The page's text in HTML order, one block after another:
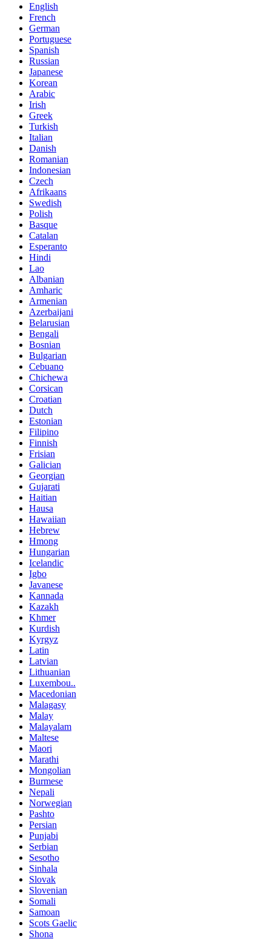
English
French
German
Portuguese
Spanish
Russian
Japanese
Korean
Arabic
Irish
Greek
Turkish
Italian
Danish
Romanian
Indonesian
Czech
Afrikaans
Swedish
Polish
Basque
Catalan
Esperanto
Hindi
Lao
Albanian
Amharic
Armenian
Azerbaijani
Belarusian
Bengali
Bosnian
Bulgarian
Cebuano
Chichewa
Corsican
Croatian
Dutch
Estonian
Filipino
Finnish
Frisian
Galician
Georgian
Gujarati
Haitian
Hausa
Hawaiian
Hebrew
Hmong
Hungarian
Icelandic
Igbo
Javanese
Kannada
Kazakh
Khmer
Kurdish
Kyrgyz
Latin
Latvian
Lithuanian
Luxembou..
Macedonian
Malagasy
Malay
Malayalam
Maltese
Maori
Marathi
Mongolian
Burmese
Nepali
Norwegian
Pashto
Persian
Punjabi
Serbian
Sesotho
Sinhala
Slovak
Slovenian
Somali
Samoan
Scots Gaelic
Shona